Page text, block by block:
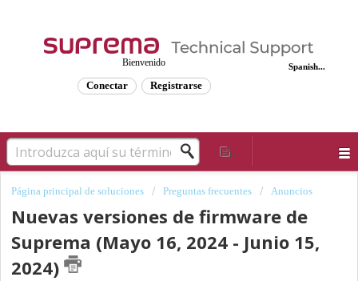
Spanish...
Bienvenido
Conectar Registrarse
Página principal de soluciones Preguntas frecuentes Anuncios
Nuevas versiones de firmware de
Suprema (Mayo 16, 2024 - Junio 15,
2024)